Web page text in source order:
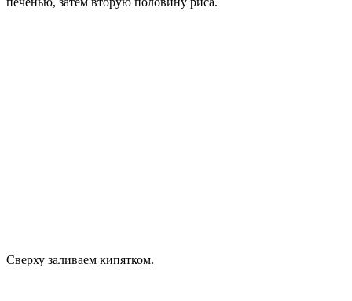
Сверху заливаем кипятком.